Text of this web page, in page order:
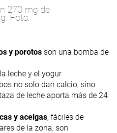
270 mg de
Foto:
y porotos son una bomba de
leche y el yogur
no solo dan calcio, sino
de leche aporta más de 24
y acelgas, fáciles de
de la zona, son